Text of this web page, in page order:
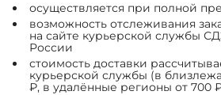
осуществляется при полной
возможность отслеживания
на сайте курьерской службы
России
стоимость доставки
курьерской службы (в
₽, в удалённые регионы от 700